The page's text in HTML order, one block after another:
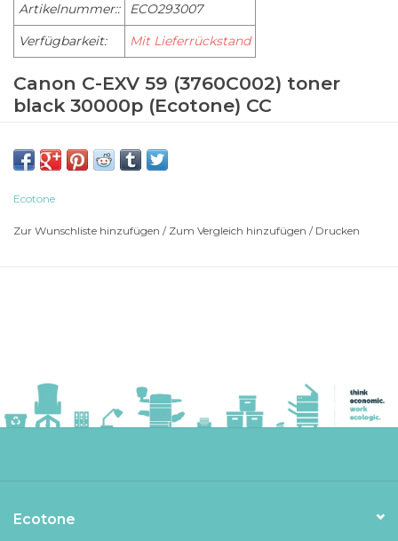
Artikelnummer::
ECO293007
Verfügbarkeit:
Mit Lieferrückstand
Canon C-EXV 59 (3760C002) toner
black 30000p (Ecotone) CC
CANON IR 2625 I
CANON IR 2630 I
CANON IR 2645 I
Ecotone
Zur Wunschliste hinzufügen / Zum Vergleich hinzufügen / Drucken
Ecotone